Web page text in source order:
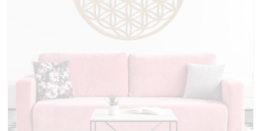
Polygonal
Zvíře